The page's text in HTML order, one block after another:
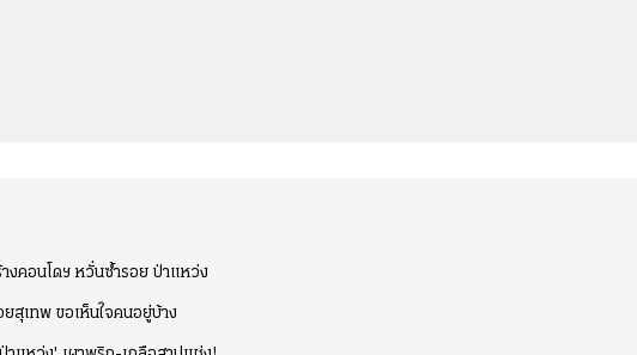
งคอนโดฯ หวั่นซ้ำรอย ป่าแหว่ง
สุเทพ ขอเห็นใจคนอยู่บ้าง